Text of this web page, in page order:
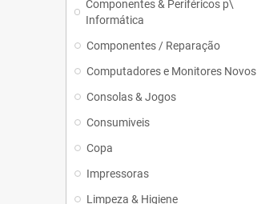
Componentes & Periféricos p\
Informática
Componentes / Reparação
Computadores e Monitores Novos
Consolas & Jogos
Consumiveis
Copa
Impressoras
Limpeza & Higiene